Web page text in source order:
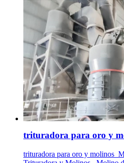
trituradora para oro y
trituradora para oro y